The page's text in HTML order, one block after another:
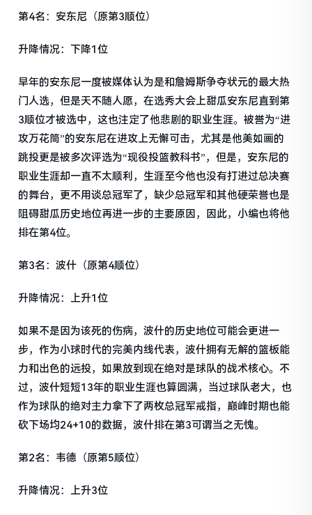
第4名：安东尼（原第3顺位）
升降情况：下降1位
早年的安东尼一度被媒体认为是和詹姆斯争夺状元的最大热
门人选，但是天不随人愿，在选秀大会上甜瓜安东尼直到第
3顺位才被选中，这也注定了他悲剧的职业生涯。被誉为“进
攻万花筒”的安东尼在进攻上无懈可击，尤其是他美如画的
跳投更是被多次评选为“现役投篮教科书”，但是，安东尼的
职业生涯却一直不太顺利，生涯至今他也没有打进过总决赛
的舞台，更不用谈总冠军了，缺少总冠军和其他硬荣誉也是
阻碍甜瓜历史地位再进一步的主要原因，因此，小编也将他
排在第4位。
第3名：波什（原第4顺位）
升降情况：上升1位
如果不是因为该死的伤病，波什的历史地位可能会更进一
步，作为小球时代的完美内线代表，波什拥有无解的篮板能
力和出色的远投，如果放到现在绝对是球队的战术核心。不
过，波什短短13年的职业生涯也算圆满，当过球队老大，也
作为球队的绝对主力拿下了两枚总冠军戒指，巅峰时期也能
砍下场均24+10的数据，波什排在第3可谓当之无愧。
第2名：韦德（原第5顺位）
升降情况：上升3位